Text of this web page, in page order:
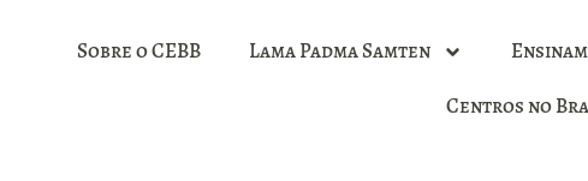
Sobre o CEBB Lama Padma Samten
Centros no